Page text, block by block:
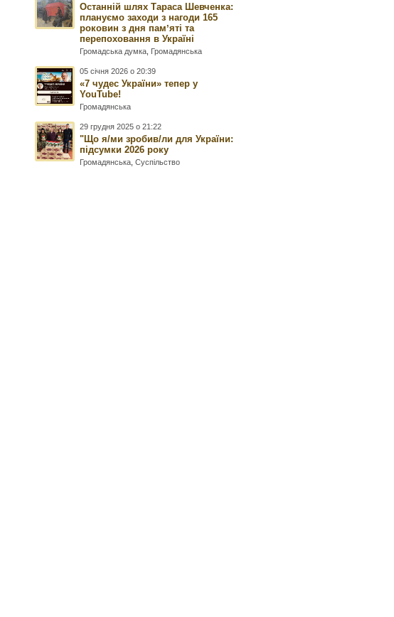
Останній шлях Тараса Шевченка:
плануємо заходи з нагоди 165
роковин з дня памʼяті та
перепоховання в Україні
Громадська думка Громадянська
05 січня 2026 о 20:39
«7 чудес України» тепер у
YouTube!
Громадянська
29 грудня 2025 о 21:22
"Що я/ми зробив/ли для України:
підсумки 2026 року
Громадянська ,Суспільство